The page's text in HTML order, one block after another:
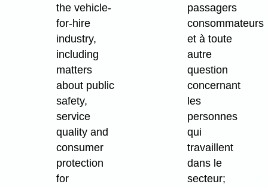
the vehicle-
for-hire
industry,
including
matters
about public
safety,
service
quality and
consumer
protection
for
passagers
consommateurs
et à toute
autre
question
concernant
les
personnes
qui
travaillent
dans le
secteur;